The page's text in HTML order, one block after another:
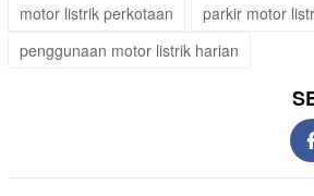
motor listrik perkotaan
parkir motor
penggunaan motor listrik harian